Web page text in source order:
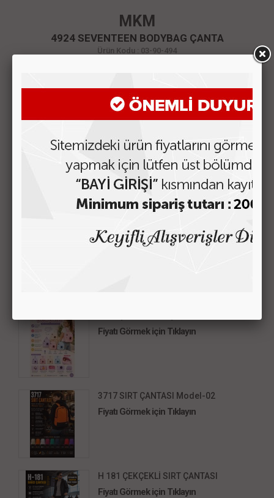
MKM
4924 SEVENTEEN BODYBAG ÇANTA
Ürün Kodu : 03-90-494
ÜRÜN AÇIKLAMASI
MÜŞTERİ YORUMLARI
BENZER ÜRÜNLER
C-09 ÇOCUK SIRT ÇANTASI
Fiyatı Görmek için Tıklayın
Fiyatı Görmek için Tıklayın
3717 SIRT ÇANTASI Model-02
Fiyatı Görmek için Tıklayın
H 181 ÇEKÇEKLİ SIRT ÇANTASI
Fiyatı Görmek için Tıklayın